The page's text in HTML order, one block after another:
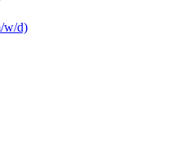
w/d)